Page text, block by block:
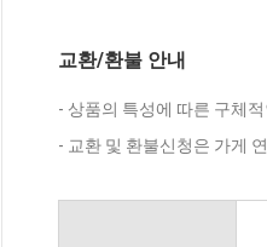
교환/환불 안내
- 상품의 특성에 따른 구체
- 교환 및 환불신청은 가게